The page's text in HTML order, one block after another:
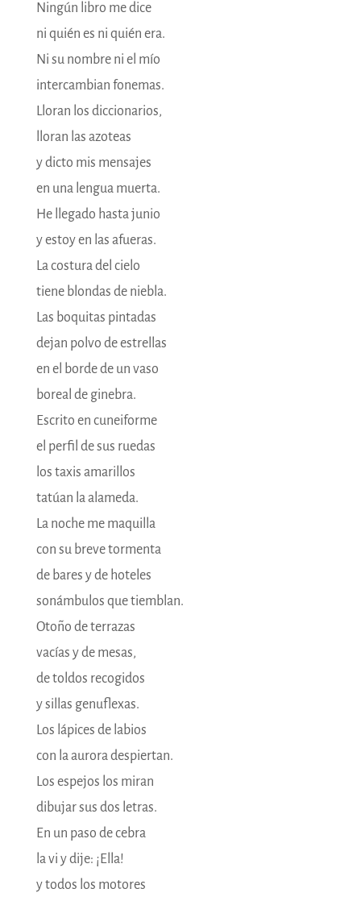
Ningún libro me dice
ni quién es ni quién era.
Ni su nombre ni el mío
intercambian fonemas.
Lloran los diccionarios,
lloran las azoteas
y dicto mis mensajes
en una lengua muerta.
He llegado hasta junio
y estoy en las afueras.
La costura del cielo
tiene blondas de niebla.
Las boquitas pintadas
dejan polvo de estrellas
en el borde de un vaso
boreal de ginebra.
Escrito en cuneiforme
el perfil de sus ruedas
los taxis amarillos
tatúan la alameda.
La noche me maquilla
con su breve tormenta
de bares y de hoteles
sonámbulos que tiemblan.
Otoño de terrazas
vacías y de mesas,
de toldos recogidos
y sillas genuflexas.
Los lápices de labios
con la aurora despiertan.
Los espejos los miran
dibujar sus dos letras.
En un paso de cebra
la vi y dije: ¡Ella!
y todos los motores